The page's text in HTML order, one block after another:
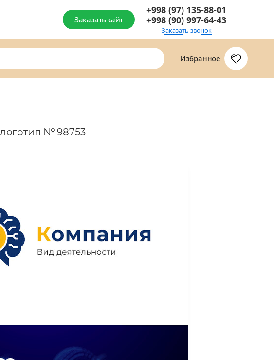
Заказать сайт
+998 (97) 135-88-01
+998 (90) 997-64-43
Заказать звонок
Избранное
№ 98753